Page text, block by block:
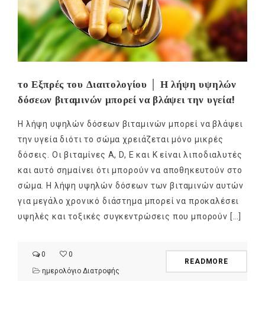
το Εξπρές του Διαιτολογίου │ Η λήψη υψηλών
δόσεων βιταμινών μπορεί να βλάψει την υγεία!
Η λήψη υψηλών δόσεων βιταμινών μπορεί να βλάψει
την υγεία διότι το σώμα χρειάζεται μόνο μικρές
δόσεις. Οι βιταμίνες Α, D, Ε και Κ είναι λιποδιαλυτές
και αυτό σημαίνει ότι μπορούν να αποθηκευτούν στο
σώμα. Η λήψη υψηλών δόσεων των βιταμινών αυτών
για μεγάλο χρονικό διάστημα μπορεί να προκαλέσει
υψηλές και τοξικές συγκεντρώσεις που μπορούν […]
0
0
ημερολόγιο Διατροφής
READMORE